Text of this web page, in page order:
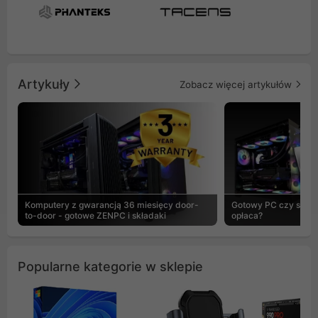
Artykuły Zobacz więcej artykułów
Komputery z gwarancją 36 miesięcy door-
to-door - gotowe ZENPC i składaki
Gotowy PC czy
opłaca?
Popularne kategorie w sklepie